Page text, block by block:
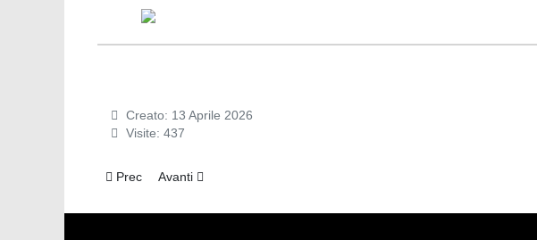
Creato: 13 Aprile 2026
Visite: 437
Articolo precedente: Viboldone: una scritta in latino che viene da lontano
Prec Articolo successivo: QVI (NON) FU BATTEZZATO SANT’AGOSTINO
Avanti